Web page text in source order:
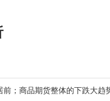
；商品期货整体的下跌大趋